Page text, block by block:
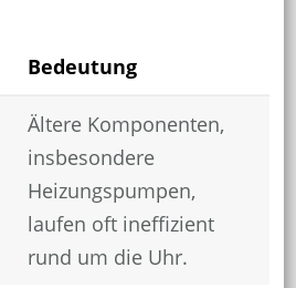
Bedeutung
Ältere Komponenten,
insbesondere
Heizungspumpen,
laufen oft ineffizient
rund um die Uhr.